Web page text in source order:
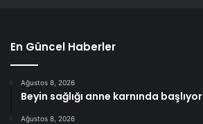
En Güncel Haberler
Ağustos 8, 2026
Beyin sağlığı anne karnında
Ağustos 8, 2026